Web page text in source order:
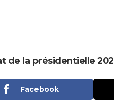
de la présidentielle
Facebook